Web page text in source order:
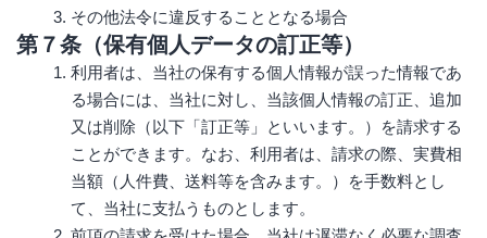
その他法令に違反することとなる場合
第７条（保有個人データの訂正等）
利用者は、当社の保有する個人情報が誤った情報であ
る場合には、当社に対し、当該個人情報の訂正、追加
又は削除（以下「訂正等」といいます。）を請求する
ことができます。なお、利用者は、請求の際、実費相
当額（人件費、送料等を含みます。）を手数料とし
て、当社に支払うものとします。